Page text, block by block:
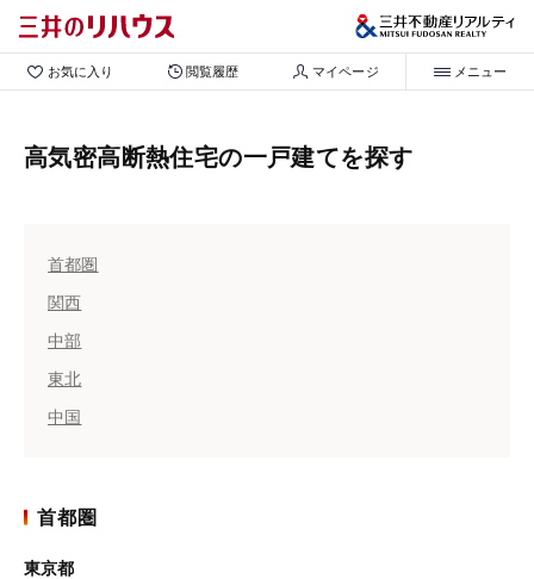
お気に入り 閲覧履歴 マイページ メニュー
高気密高断熱住宅の一戸建てを探す
首都圏
関西
中部
東北
中国
首都圏
東京都